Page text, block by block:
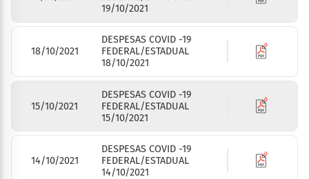
19/10/2021
18/10/2021
DESPESAS COVID -19
FEDERAL/ESTADUAL
18/10/2021
15/10/2021
DESPESAS COVID -19
FEDERAL/ESTADUAL
15/10/2021
14/10/2021
DESPESAS COVID -19
FEDERAL/ESTADUAL
14/10/2021